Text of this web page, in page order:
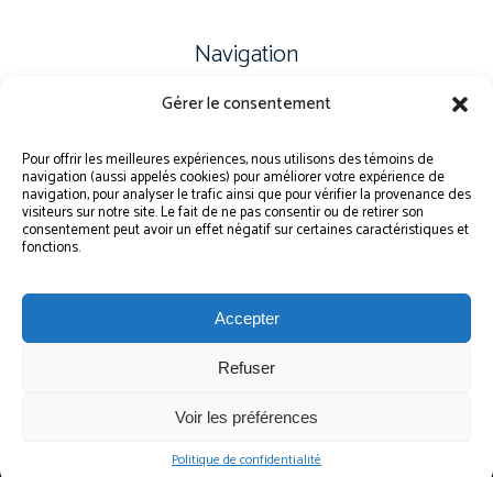
Gérer le consentement
Pour offrir les meilleures expériences, nous utilisons des témoins de
navigation (aussi appelés cookies) pour améliorer votre expérience de
navigation, pour analyser le trafic ainsi que pour vérifier la provenance des
visiteurs sur notre site. Le fait de ne pas consentir ou de retirer son
consentement peut avoir un effet négatif sur certaines caractéristiques et
fonctions.
Accepter
Refuser
Voir les préférences
Politique de confidentialité
Navigation
PLAN DU SITE
PORTAIL ÉLÈVE
PLAINTE – SERVICE À L’ÉLÈVE
POLITIQUE DE CONFIDENTIALITÉ
Le CSSMI autorise certaines intelligences artificielles contrôlées et sécurisées.
été utilisés pour soutenir la rédaction de ce contenu.